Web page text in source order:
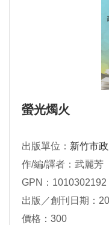
螢光燭火
出版單位： 新竹市
作/編/譯者：武麗芳
GPN：1010302192
出版／創刊日期：
價格：300